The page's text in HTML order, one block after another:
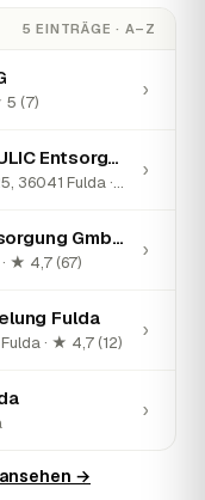
5 EINTRÄGE · A–Z
5 (7)
›
KNETTENBRECH + GURDULIC Entsorgung GmbH
Werner-von-Siemens-Straße 25, 36041 Fulda · ★ 2,3 (100)
›
Schmitt Recycling & Entsorgung GmbH & Co. KG
★ 4,7 (67)
›
Fulda
· ★ 4,7 (12)
›
›
→